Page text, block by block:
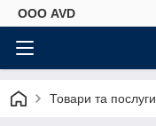
ООО AVD
Товари та послуги